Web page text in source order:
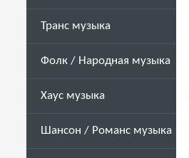
Транс музыка
Фолк / Народная музыка
Хаус музыка
Шансон / Романс музыка